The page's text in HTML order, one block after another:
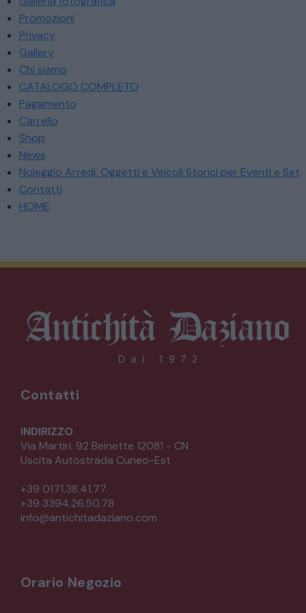
ARMADI
TAVOLI TAVOLINI CONSOLE
SALE DA PRANZO – STUDIO UFFICIO
ARREDO DA GIARDINO
Promozioni
Privacy
Gallery
Chi siamo
CATALOGO COMPLETO
Pagamento
Carrello
Shop
News
Noleggio Arredi, Oggetti e Veicoli Storici per Eventi e Set
Contatti
HOME
Contatti
INDIRIZZO
Via Martiri, 92 Beinette 12081 - CN
Uscita Autostrada Cuneo-Est
+39 0171.38.41.77
+39 3394.26.50.78
info@antichitadaziano.com
Orario Negozio